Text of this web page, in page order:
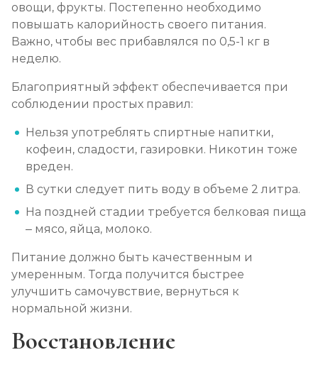
овощи, фрукты. Постепенно необходимо
повышать калорийность своего питания.
Важно, чтобы вес прибавлялся по 0,5-1 кг в
неделю.
Благоприятный эффект обеспечивается при
соблюдении простых правил:
Нельзя употреблять спиртные напитки,
кофеин, сладости, газировки. Никотин тоже
вреден.
В сутки следует пить воду в объеме 2 литра.
На поздней стадии требуется белковая пища
– мясо, яйца, молоко.
Питание должно быть качественным и
умеренным. Тогда получится быстрее
улучшить самочувствие, вернуться к
нормальной жизни.
Восстановление